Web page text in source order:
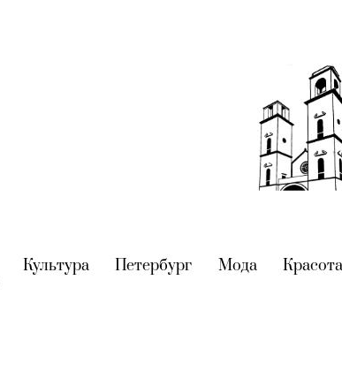
Культура(current)
Петербург (current)
Мода(current)
Красота